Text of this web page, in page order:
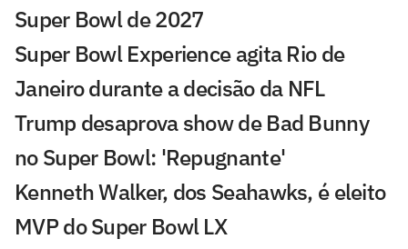
Super Bowl de 2027
Super Bowl Experience agita Rio de
Janeiro durante a decisão da NFL
Trump desaprova show de Bad Bunny
no Super Bowl: 'Repugnante'
Kenneth Walker, dos Seahawks, é eleito
MVP do Super Bowl LX